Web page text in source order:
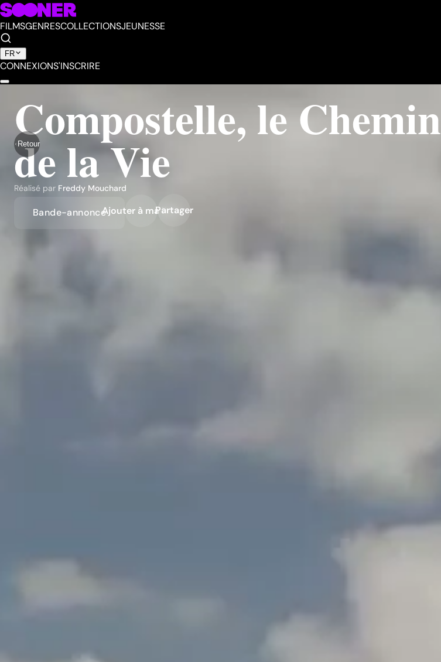
FILMSGENRESCOLLECTIONSJEUNESSE
FR
CONNEXIONS'INSCRIRE
Retour
Compostelle, le Chemin
de la Vie
Réalisé par Freddy Mouchard
Bande-annonceAjouter à ma liste
Partager